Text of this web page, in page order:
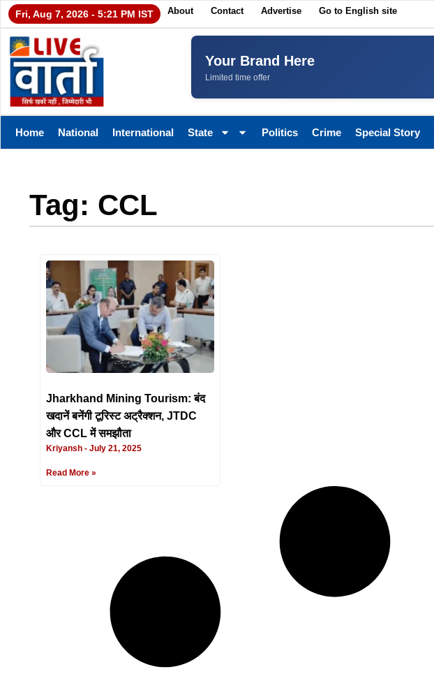
Fri, Aug 7, 2026 - 5:21 PM IST About Contact Advertise Go to English site
Your Brand Here
Limited time offer
Home National International State Politics Crime Special Story
Tag: CCL
Jharkhand Mining Tourism: बंद
खदानें बनेंगी टूरिस्ट अट्रैक्शन, JTDC
और CCL में समझौता
Kriyansh July 21, 2025
Read More »